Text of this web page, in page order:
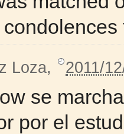
Loza, 2011/
se
por el